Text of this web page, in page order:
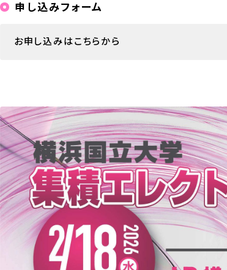
申し込みフォーム
お申し込みはこちらから